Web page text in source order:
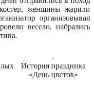
женщины жарили
организовывал
весело, набрались
История праздника
«День цветов»